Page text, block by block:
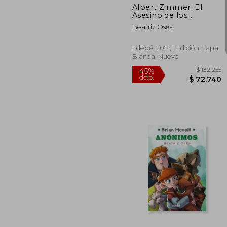
Albert Zimmer: El
Asesino de los
Sentidos
Beatriz Osés
Edebé, 2021, 1 Edición, Tapa
Blanda, Nuevo
45%
dcto.